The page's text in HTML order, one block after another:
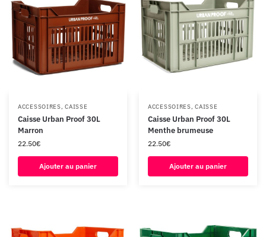
ACCESSOIRES,CAISSE
Caisse Urban Proof 30L
Marron
22.50€
Ajouter au panier
ACCESSOIRES,CAISSE
Caisse Urban Proof 30L
Menthe brumeuse
22.50€
Ajouter au panier